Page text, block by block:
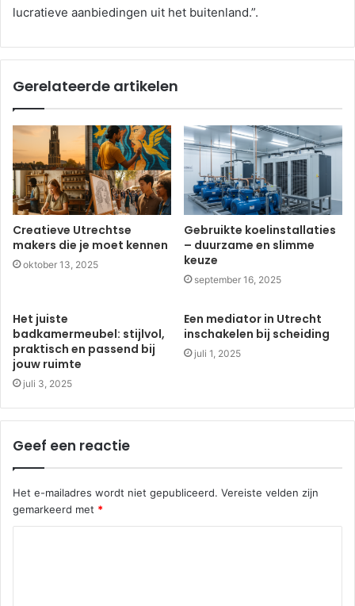
lucratieve aanbiedingen uit het buitenland.”.
Gerelateerde artikelen
Creatieve Utrechtse
makers die je moet kennen
oktober 13, 2025
Gebruikte koelinstallaties
– duurzame en slimme
keuze
september 16, 2025
Het juiste
badkamermeubel: stijlvol,
praktisch en passend bij
jouw ruimte
juli 3, 2025
Een mediator in Utrecht
inschakelen bij scheiding
juli 1, 2025
Geef een reactie
Het e-mailadres wordt niet gepubliceerd. Vereiste velden zijn
gemarkeerd met *